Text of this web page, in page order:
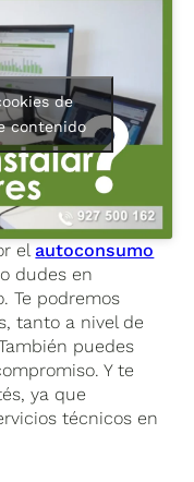
de
contenido
el autoconsumo
dudes en
Te podremos
tanto a nivel de
puedes
Y te
ya que
técnicos en